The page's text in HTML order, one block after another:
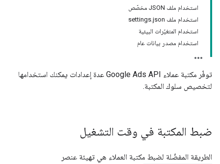
استخدام ملف JSON مخصّص
استخدام ملف settings.json
استخدام المتغيّرات البيئية
استخدام مصدر بيانات عام
توفّر مكتبة عملاء Google Ads API عدة إعدادات يمكنك استخدامها
لتخصيص سلوك المكتبة.
ضبط المكتبة في وقت التشغيل
الطريقة المفضّلة لضبط مكتبة العملاء هي تهيئة عنصر